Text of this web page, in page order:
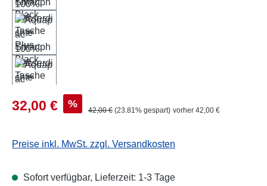
Verkaufspreis:
32,00 € % Regulärer Preis:
42,00 € (23.81% gespart) vorher 42,00 €
Preise inkl. MwSt. zzgl. Versandkosten
Sofort verfügbar, Lieferzeit: 1-3 Tage